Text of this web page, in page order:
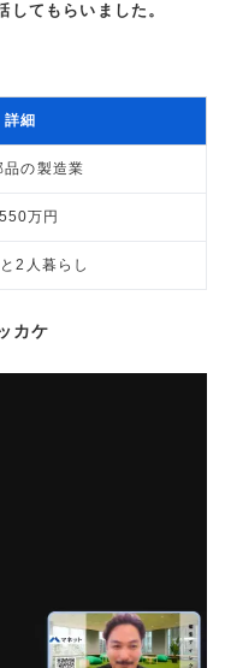
てもらいました。
詳細
品の製造業
万円
2人暮らし
カケ